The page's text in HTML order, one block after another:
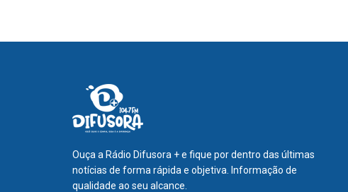
Ouça a Rádio Difusora + e fique por dentro das últimas
notícias de forma rápida e objetiva. Informação de
qualidade ao seu alcance.